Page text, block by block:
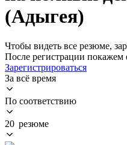
(Адыгея)
Чтобы видеть все резюме,
После регистрации
Зарегистрироваться
За всё время
По соответствию
20 резюме